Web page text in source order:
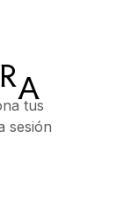
RA
tus
sesión